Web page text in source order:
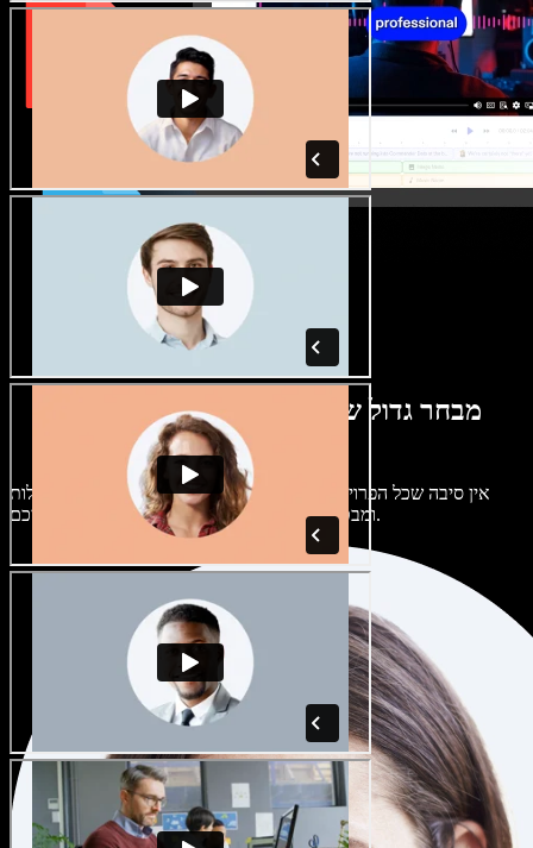
מבחר גדול של קולות נשים וגברים במגוון
מבטאים
אין סיבה שכל הפרויקטים יישמעו אותו דבר. בחרו מתוך מאות קולות
ומבטאים של בינה מלאכותית והתאימו אותם אליכם.